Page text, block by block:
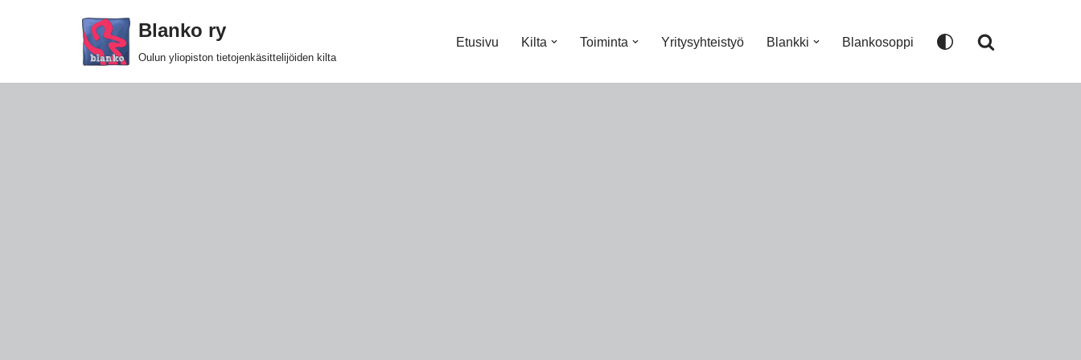
Blanko ry
Oulun yliopiston tietojenkäsittelijöiden kilta
Etusivu Kilta Toiminta Yritysyhteistyö Blankki Blankosoppi